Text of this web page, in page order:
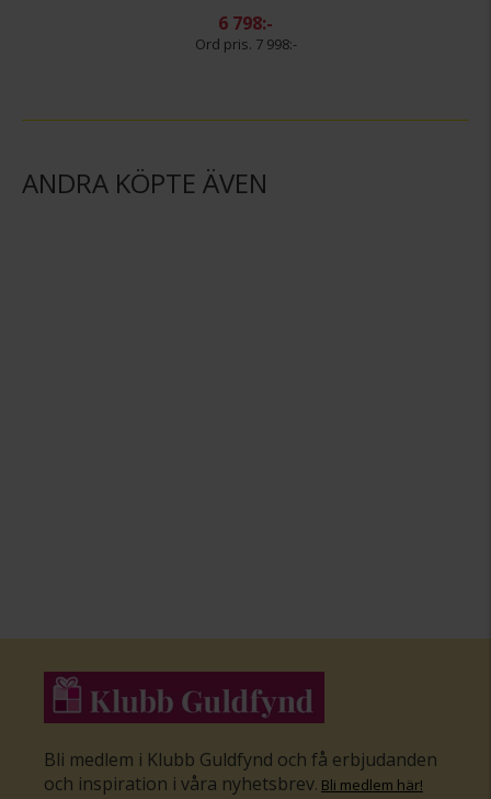
6 798:-
7 998:-
ANDRA KÖPTE ÄVEN
Bli medlem i Klubb Guldfynd och få erbjudanden
och inspiration i våra nyhetsbrev. Bli medlem här!